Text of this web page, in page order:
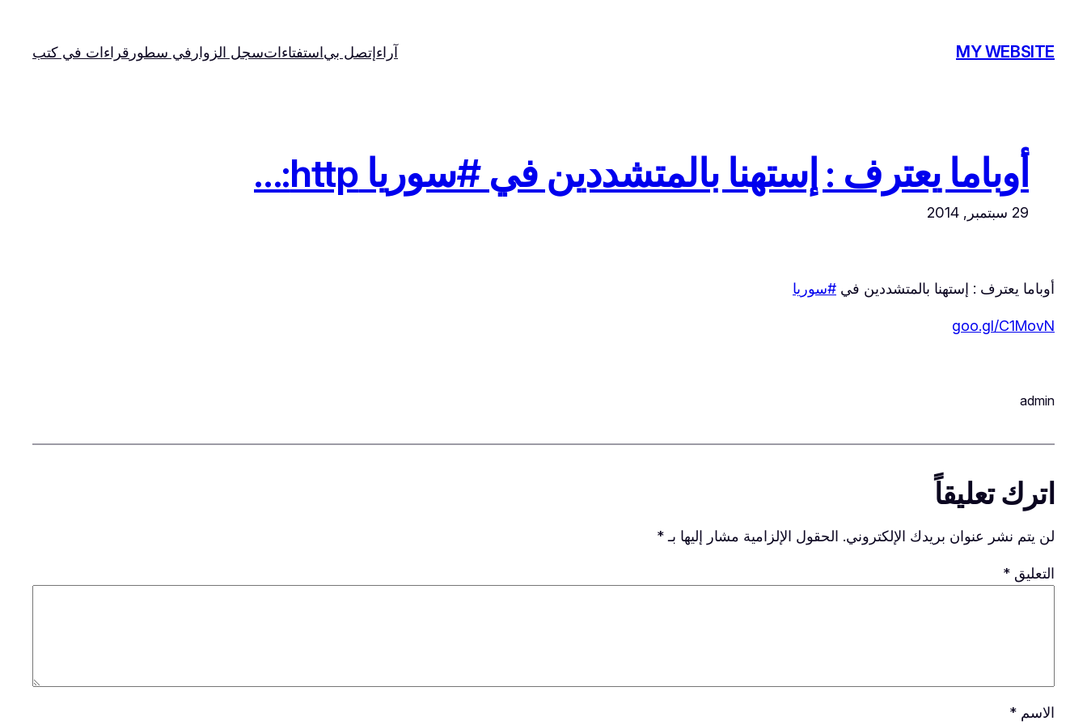
المحتوى
MY WEBSITE آراءإتصل بياستفتاءاتسجل الزوار في سطور قراءات في كتب
أوباما يعترف : إستهنا بالمتشددين في #سوريا http:…
29 سبتمبر, 2014
أوباما يعترف : إستهنا بالمتشددين في #سوريا
goo.gl/C1MovN
admin
اترك تعليقاً
لن يتم نشر عنوان بريدك الإلكتروني. الحقول الإلزامية مشار إليها بـ*
التعليق *
الاسم *